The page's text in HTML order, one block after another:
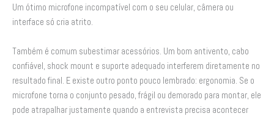
Um ótimo microfone incompatível com o seu celular, câmera ou
interface só cria atrito.
Também é comum subestimar acessórios. Um bom antivento, cabo
confiável, shock mount e suporte adequado interferem diretamente no
resultado final. E existe outro ponto pouco lembrado: ergonomia. Se o
microfone torna o conjunto pesado, frágil ou demorado para montar, ele
pode atrapalhar justamente quando a entrevista precisa acontecer